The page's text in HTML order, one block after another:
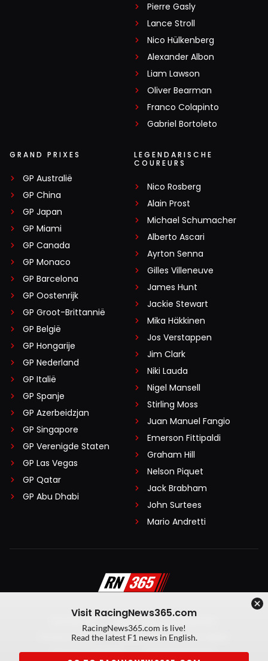
Pierre Gasly
Lance Stroll
Nico Hülkenberg
Alexander Albon
Liam Lawson
Oliver Bearman
Franco Colapinto
Gabriel Bortoleto
GRAND PRIXES
GP Australië
GP China
GP Japan
GP Miami
GP Canada
GP Monaco
GP Barcelona
GP Oostenrijk
GP Groot-Brittannië
GP België
GP Hongarije
GP Nederland
GP Italië
GP Spanje
GP Azerbeidzjan
GP Singapore
GP Verenigde Staten
GP Las Vegas
GP Qatar
GP Abu Dhabi
LEGENDARISCHE
COUREURS
Nico Rosberg
Alain Prost
Michael Schumacher
Alberto Ascari
Ayrton Senna
Gilles Villeneuve
James Hunt
Jackie Stewart
Mika Häkkinen
Jos Verstappen
Jim Clark
Niki Lauda
Nigel Mansell
Stirling Moss
Juan Manuel Fangio
Emerson Fittipaldi
Graham Hill
Nelson Piquet
Jack Brabham
John Surtees
Mario Andretti
Algemene voorwaarden
Privacy Policy
Created by On Your Marks
Privacy manager
Kansspeluitingen
Visit RacingNews365.com
RacingNews365.com is live!
Read the latest F1 news in English.